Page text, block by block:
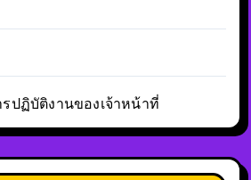
ปฏิบัติงานของเจ้าหน้าที่